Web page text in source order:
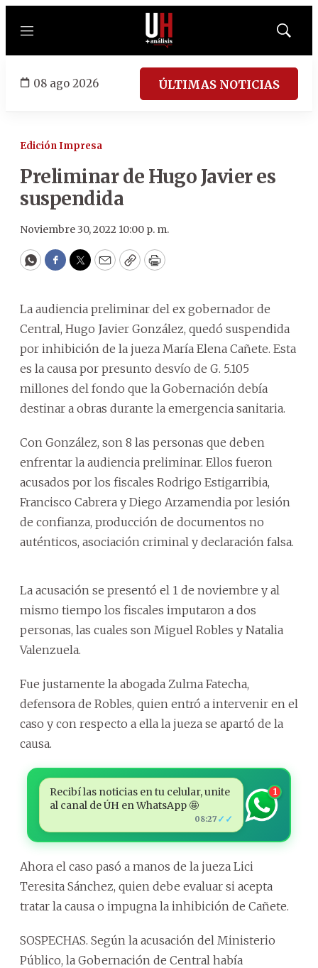
Menú
Mostrar
08 ago 2026 ÚLTIMAS NOTICIAS
Edición Impresa
Preliminar de Hugo Javier es
suspendida
Noviembre 30, 2022 10:00 p. m.
WhatsApp
Facebook
Twitter
EmailCopyPrint
La audiencia preliminar del ex gobernador de
Central, Hugo Javier González, quedó suspendida
por inhibición de la jueza María Elena Cañete. Esta
es la causa por presunto desvío de G. 5.105
millones del fondo que la Gobernación debía
destinar a obras durante la emergencia sanitaria.
Con González, son 8 las personas que deben
enfrentar la audiencia preliminar. Ellos fueron
acusados por los fiscales Rodrigo Estigarribia,
Francisco Cabrera y Diego Arzamendia por lesión
de confianza, producción de documentos no
auténticos, asociación criminal y declaración falsa.
La acusación se presentó el 1 de noviembre y al
mismo tiempo los fiscales imputaron a dos
personas, las cuales son Miguel Robles y Natalia
Valenzuela.
Fue justamente la abogada Zulma Fatecha,
defensora de Robles, quien entró a intervenir en el
caso y con respecto a ella la jueza se apartó de la
causa.
Recibí las noticias en tu celular, unite
al canal de ÚH en WhatsApp 🤩
08:27 ✓✓
1
Ahora el caso pasó a manos de la jueza Lici
Teresita Sánchez, quien debe evaluar si acepta
tratar la causa o impugna la inhibición de Cañete.
SOSPECHAS. Según la acusación del Ministerio
Público, la Gobernación de Central había